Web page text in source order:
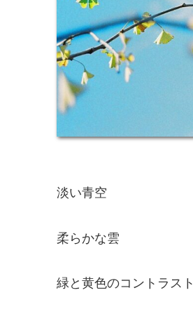
淡い青空
柔らかな雲
緑と黄色のコントラスト